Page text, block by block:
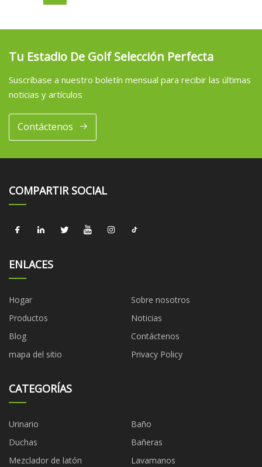
Tu Estadio De Golf Selección Perfecta
Suscríbase a nuestro boletín mensual para recibir las últimas
noticias y artículos
Contáctenos
COMPARTIR SOCIAL
ENLACES
Hogar
Sobre nosotros
Productos
Noticias
Blog
Contáctenos
mapa del sitio
Privacy Policy
CATEGORÍAS
Urinario
Baño
Duchas
Bañeras
Mezclador de latón
Lavamanos